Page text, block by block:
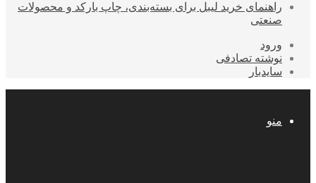
راهنمای خرید لیبل برای بسته‌بندی، چاپ بارکد و محصولات
صنعتی
ورود
نوشته تصادفی
سایدبار
منو